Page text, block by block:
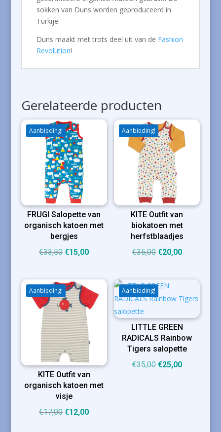
sokken van Duns worden geproduceerd in
Turkije.
Duns maakt met trots deel uit van de Fashion
Revolution!
Gerelateerde producten
Aanbieding!
FRUGI Salopette van
organisch katoen met
bergjes
€33,50 Oorspronkelijke
was:
€33,50.
€15,00Huidige
is:
€15,00.
Aanbieding!
KITE Outfit van
biokatoen met
herfstblaadjes
€35,00 Oorspronkelijke
€35,00.
€20,00Huidige
Aanbieding!
KITE Outfit van
organisch katoen met
visje
€17,00 Oorspronkelijke
€12,00Huidige
Aanbieding!
LITTLE GREEN
RADICALS Rainbow
Tigers salopette
€35,00 Oorspronkelijke
€25,00Huidige